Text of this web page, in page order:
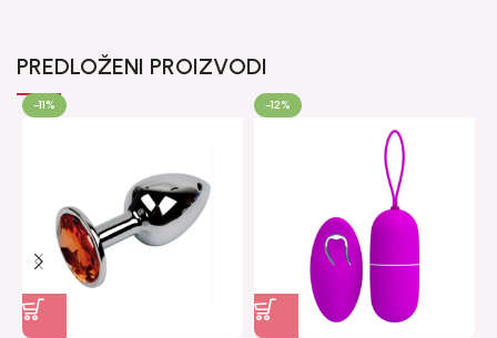
PREDLOŽENI PROIZVODI
-11% -12%